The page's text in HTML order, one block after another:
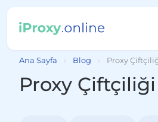
Ana Sayfa › Blog › Proxy
Proxy Çiftçiliği